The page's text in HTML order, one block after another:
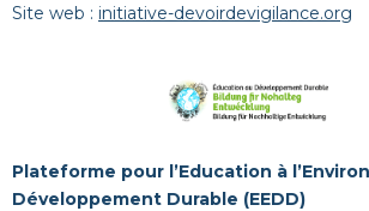
Site web : initiative-devoirdevigilance.org
Plateforme pour l’Education à
Développement Durable (EEDD)